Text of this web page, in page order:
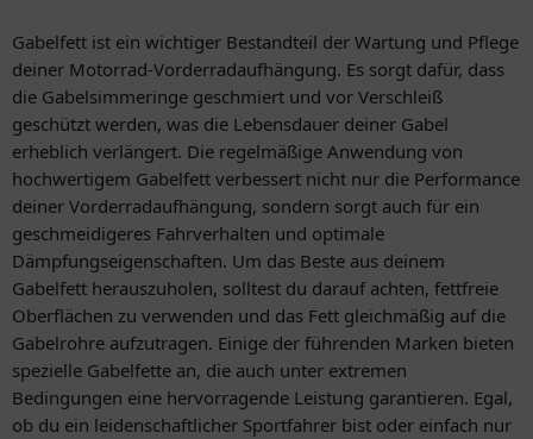
Gabelfett ist ein wichtiger Bestandteil der Wartung und Pflege
deiner Motorrad-Vorderradaufhängung. Es sorgt dafür, dass
die Gabelsimmeringe geschmiert und vor Verschleiß
geschützt werden, was die Lebensdauer deiner Gabel
erheblich verlängert. Die regelmäßige Anwendung von
hochwertigem Gabelfett verbessert nicht nur die Performance
deiner Vorderradaufhängung, sondern sorgt auch für ein
geschmeidigeres Fahrverhalten und optimale
Dämpfungseigenschaften. Um das Beste aus deinem
Gabelfett herauszuholen, solltest du darauf achten, fettfreie
Oberflächen zu verwenden und das Fett gleichmäßig auf die
Gabelrohre aufzutragen. Einige der führenden Marken bieten
spezielle Gabelfette an, die auch unter extremen
Bedingungen eine hervorragende Leistung garantieren. Egal,
ob du ein leidenschaftlicher Sportfahrer bist oder einfach nur